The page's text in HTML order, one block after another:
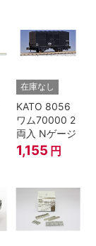
在庫なし
KATO 8056
ワム70000 2
両入 Nゲージ
1,155 円